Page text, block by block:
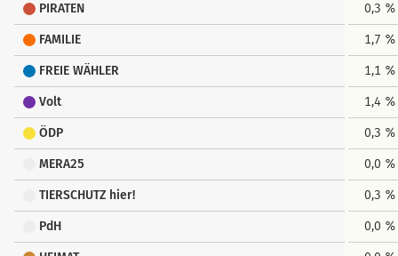
PIRATEN 0,3 %
FAMILIE 1,7 %
FREIE WÄHLER 1,1 %
Volt 1,4 %
ÖDP 0,3 %
MERA25 0,0 %
TIERSCHUTZ hier! 0,3 %
PdH 0,0 %